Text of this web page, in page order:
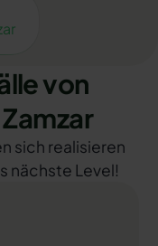
von
sich realisieren
nächste Level!